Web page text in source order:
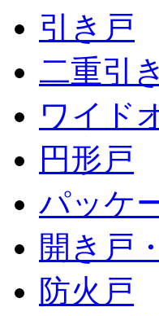
引き戸
二重引
ワイド
円形戸
パッケ
開き戸
防火戸